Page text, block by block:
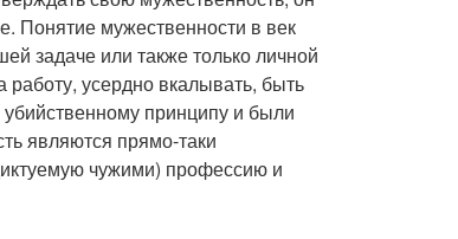
Понятие мужественности в век
задаче или также только личной
усердно вкалывать, быть
принципу и были
являются прямо-таки
чужими) профессию и